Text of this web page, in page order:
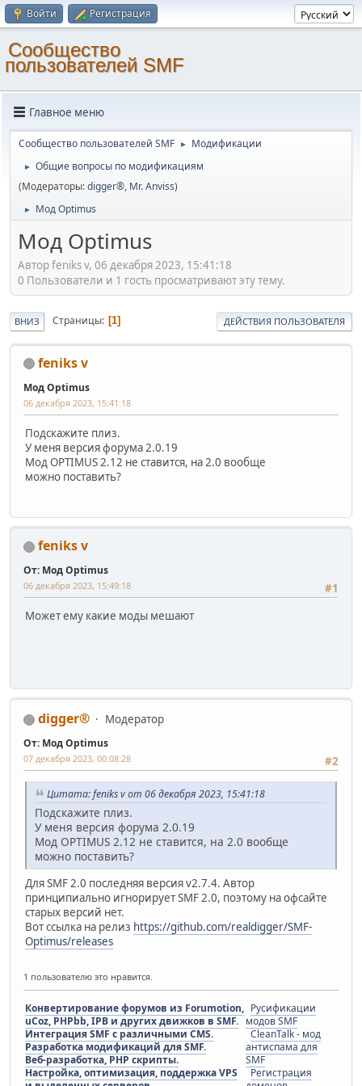
Войти Регистрация
Cообщество
пользователей SMF
Главное меню
Cообщество пользователей SMF ► Модификации
►
Общие вопросы по модификациям
(Модераторы:digger®, Mr. Anviss)
► Мод Optimus
Мод Optimus
Автор feniks v, 06 декабря 2023, 15:41:18
0 Пользователи и 1 гость просматривают эту тему.
ВНИЗ Страницы 1 ДЕЙСТВИЯ ПОЛЬЗОВАТЕЛЯ
feniks v
Мод Optimus
06 декабря 2023, 15:41:18
Подскажите плиз.
У меня версия форума 2.0.19
Мод OPTIMUS 2.12 не ставится, на 2.0 вообще
можно поставить?
feniks v
От: Мод Optimus
#1
06 декабря 2023, 15:49:18
Может ему какие моды мешают
digger® Модератор
От: Мод Optimus
#2
07 декабря 2023, 00:08:28
Цитата: feniks v от 06 декабря 2023, 15:41:18
Подскажите плиз.
У меня версия форума 2.0.19
Мод OPTIMUS 2.12 не ставится, на 2.0 вообще
можно поставить?
Для SMF 2.0 последняя версия v2.7.4. Автор
принципиально игнорирует SMF 2.0, поэтому на офсайте
старых версий нет.
Вот ссылка на релиз https://github.com/realdigger/SMF-
Optimus/releases
1 пользователю это нравится.
Конвертирование форумов из Forumotion,
uCoz, PHPbb, IPB и других движков в SMF.
Интеграция SMF с различными CMS.
Разработка модификаций для SMF.
Веб-разработка, PHP скрипты.
Настройка, оптимизация, поддержка VPS
Русификации
модов SMF
CleanTalk - мод
антиспама для
SMF
Регистрация